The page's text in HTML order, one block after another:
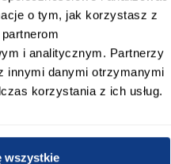
o tym, jak korzystasz z
i analitycznym. Partnerzy
innymi danymi otrzymanymi
korzystania z ich usług.
wszystkie